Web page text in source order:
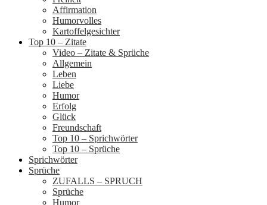
Affirmation
Humorvolles
Kartoffelgesichter
Top 10 – Zitate
Video – Zitate & Sprüche
Allgemein
Leben
Liebe
Humor
Erfolg
Glück
Freundschaft
Top 10 – Sprichwörter
Top 10 – Sprüche
Sprichwörter
Sprüche
ZUFALLS – SPRUCH
Sprüche
Humor